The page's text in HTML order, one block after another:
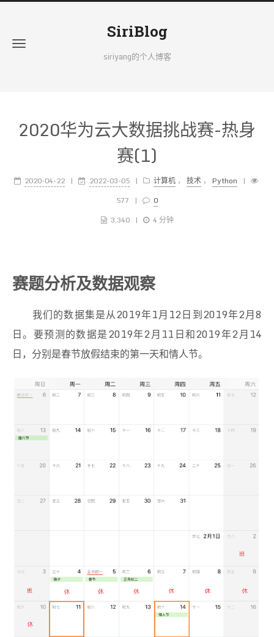
SiriBlog
siriyang的个人博客
2020华为云大数据挑战赛-热身
赛(1)
2020-04-22 2022-03-05 计算机 ， 技术 ， Python
577
0
3,340
4 分钟
赛题分析及数据观察
我们的数据集是从2019年1月12日到2019年2月8
日。要预测的数据是2019年2月11日和2019年2月14
日，分别是春节放假结束的第一天和情人节。